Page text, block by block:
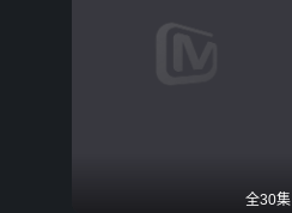
全30集